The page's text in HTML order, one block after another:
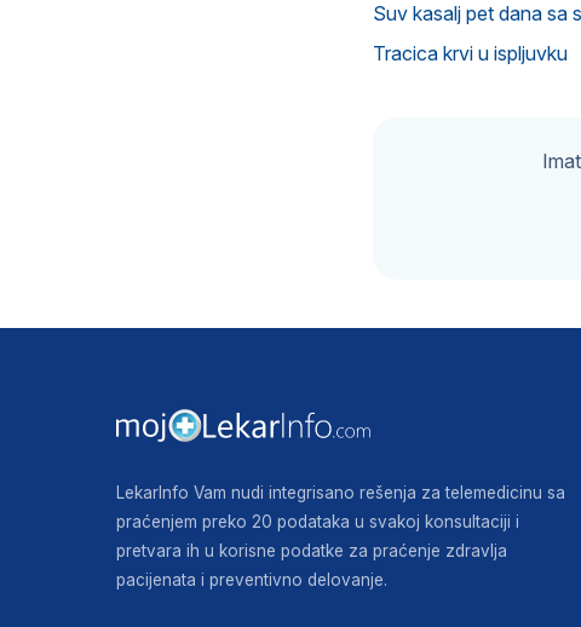
Suv kasalj pet dana sa
Tracica krvi u ispljuvku
LekarInfo Vam nudi integrisano rešenja za telemedicinu sa
praćenjem preko 20 podataka u svakoj konsultaciji i
pretvara ih u korisne podatke za praćenje zdravlja
pacijenata i preventivno delovanje.